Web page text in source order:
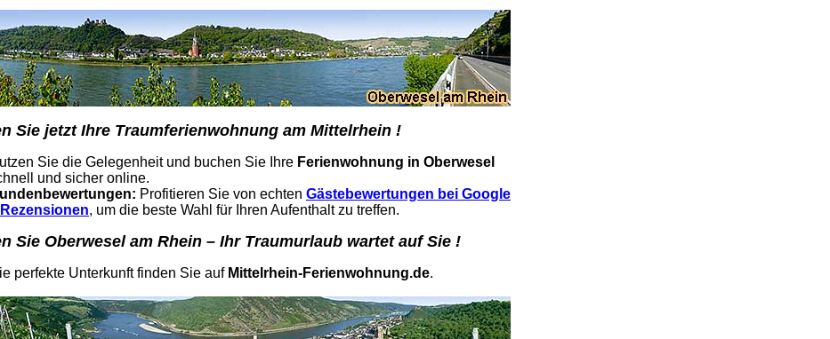
Sie jetzt Ihre Traumferienwohnung am Mittelrhein !
Sie die Gelegenheit und buchen Sie Ihre Ferienwohnung in Oberwesel
und sicher online.
Profitieren Sie von echten Gästebewertungen bei Google
, um die beste Wahl für Ihren Aufenthalt zu treffen.
Sie Oberwesel am Rhein – Ihr Traumurlaub wartet auf Sie !
perfekte Unterkunft finden Sie auf Mittelrhein-Ferienwohnung.de.